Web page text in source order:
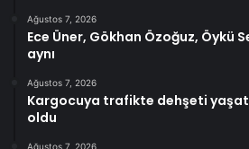
Ağustos 7, 2026
Ece Üner, Gökhan Özoğuz, Öykü
aynı
Ağustos 7, 2026
Kargocuya trafikte dehşeti
oldu
Ağustos 7, 2026